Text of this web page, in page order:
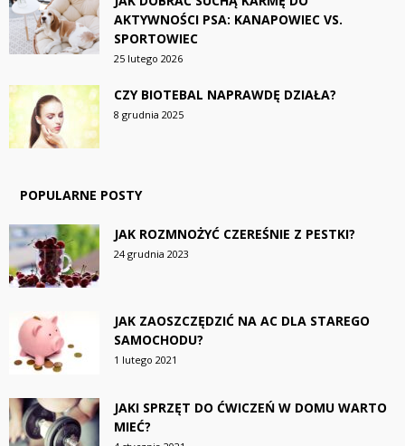
AKTYWNOŚCI PSA: KANAPOWIEC VS.
SPORTOWIEC
25 lutego 2026
CZY BIOTEBAL NAPRAWDĘ DZIAŁA?
8 grudnia 2025
POPULARNE POSTY
JAK ROZMNOŻYĆ CZEREŚNIE Z PESTKI?
24 grudnia 2023
JAK ZAOSZCZĘDZIĆ NA AC DLA STAREGO
SAMOCHODU?
1 lutego 2021
JAKI SPRZĘT DO ĆWICZEŃ W DOMU WARTO
MIEĆ?